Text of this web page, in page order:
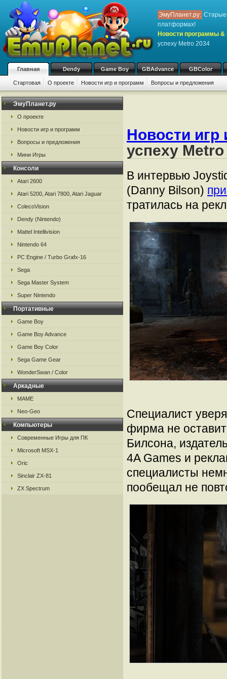
ЭмуПланет.ру: Старые
платформах!
Новости программы &
успеху Metro 2034
Главная Dendy Game Boy GBAdvance GBColor
Стартовая О проекте Новости игр и программ Вопросы и предложения
ЭмуПланет.ру
О проекте
Новости игр и программ
Вопросы и предложения
Мини Игры
Консоли
Atari 2600
Atari 5200, Atari 7800, Atari Jaguar
ColecoVision
Dendy (Nintendo)
Mattel Intellivision
Nintendo 64
PC Engine / Turbo Grafx-16
Sega
Sega Master System
Super Nintendo
Портативные
Game Boy
Game Boy Advance
Game Boy Color
Sega Game Gear
WonderSwan / Color
Аркадные
MAME
Neo-Geo
Компьютеры
Современные Игры для ПК
Microsoft MSX-1
Oric
Sinclair ZX-81
ZX Spectrum
Новости игр
успеху
В интервью
(Danny Bilson)
тратилась на
Специалист
фирма не
Билсона,
4A Games и
специалисты
пообещал не